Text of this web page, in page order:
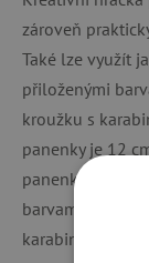
zároveň
Také lze využít
přiloženými
kroužku s
panenky je 12
panenku k
barvami, štětec,
karabinou.